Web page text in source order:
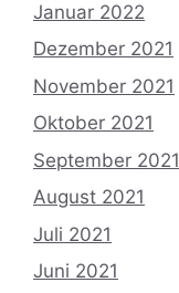
Januar 2022
Dezember 2021
November 2021
Oktober 2021
September 2021
August 2021
Juli 2021
Juni 2021